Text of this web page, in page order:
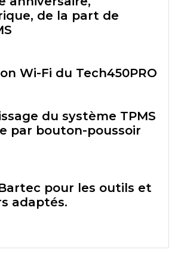
de la part de
Wi-Fi du Tech450PRO
du système TPMS
par bouton-poussoir
pour les outils et
adaptés.